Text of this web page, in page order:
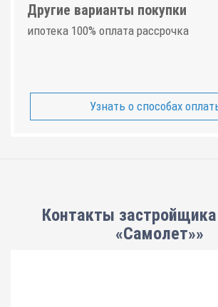
Другие варианты покупки
ипотека 100% оплата рассрочка
Узнать о способах
Контакты застройщика
«Самолет»»